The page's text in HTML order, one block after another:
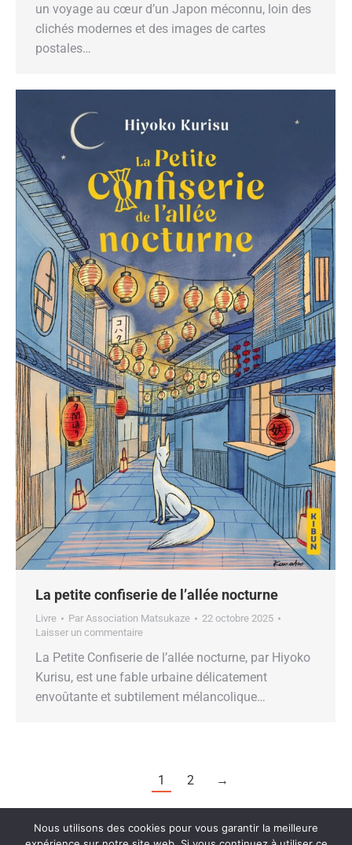
un voyage au cœur d’un Japon méconnu, loin des
clichés modernes et des images de cartes
postales…
La petite confiserie de l’allée nocturne
Livre Par Association Matsukaze
22 octobre 2025
Laisser un commentaire
La Petite Confiserie de l’allée nocturne, par Hiyoko
Kurisu, est une fable urbaine délicatement
envoûtante et subtilement mélancolique…
1 2 →
Nous utilisons des cookies pour vous garantir la meilleure